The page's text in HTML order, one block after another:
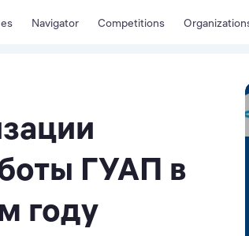
Navigator Competitions
ГУАП в
году